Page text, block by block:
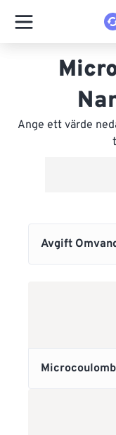
Ange ett värde